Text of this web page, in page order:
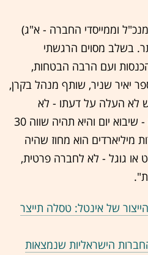
וממייסדי החברה - א"ג)
בשלב מסוים הרגשתי
ועם הרבה הבטחות,
יאיר שניר, שותף מנהל בקרן,
לא העלה על דעתו - לא
המשקיעים ולא איש בחברה - שיבוא יום והיא תהיה שווה 30
מיליארדים הוא מחוז שהיה
או גוגל - לא לחברה פרטית,
של אינטל: טסלה תייצר
הישראליות שנמצאות